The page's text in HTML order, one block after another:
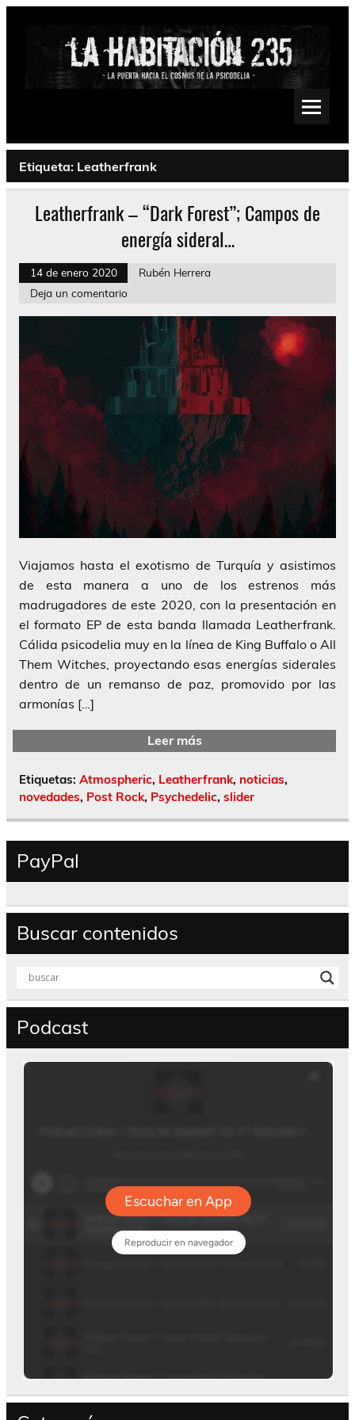
Saltar
Psychedelic, Stoner, Doom, Sludge, Fuzz, Space, Drone
Etiqueta: Leatherfrank
Leatherfrank – “Dark Forest”; Campos de
energía sideral…
14 de enero 2020
Rubén Herrera
Deja un comentario
Viajamos hasta el exotismo de Turquía y asistimos
de esta manera a uno de los estrenos más
madrugadores de este 2020, con la presentación en
el formato EP de esta banda llamada Leatherfrank.
Cálida psicodelia muy en la línea de King Buffalo o All
Them Witches, proyectando esas energías siderales
dentro de un remanso de paz, promovido por las
armonías […]
Leer más
Etiquetas: Atmospheric, Leatherfrank, noticias,
novedades, Post Rock, Psychedelic, slider
PayPal
Buscar contenidos
Podcast